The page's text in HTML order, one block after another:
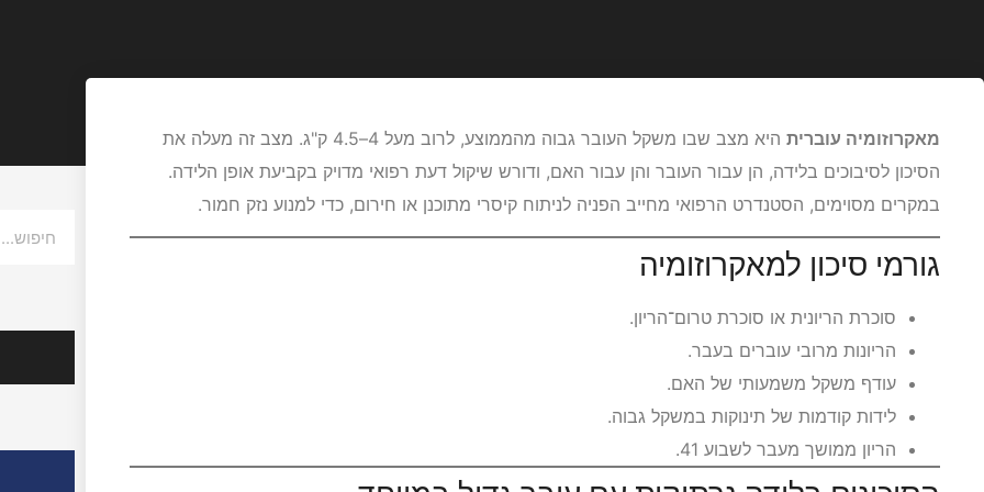
מאקרוזומיה עוברית
היא מצב שבו משקל העובר גבוה מהממוצע, לרוב מעל 4–4.5 ק"ג. מצב זה מעלה את
הסיכון לסיבוכים בלידה, הן עבור העובר והן עבור האם, ודורש שיקול דעת רפואי מדויק בקביעת אופן הלידה.
במקרים מסוימים, הסטנדרט הרפואי מחייב הפניה לניתוח קיסרי מתוכנן או חירום, כדי למנוע נזק חמור.
גורמי סיכון למאקרוזומיה
סוכרת הריונית או סוכרת טרום־הריון.
הריונות מרובי עוברים בעבר.
עודף משקל משמעותי של האם.
לידות קודמות של תינוקות במשקל גבוה.
הריון ממושך מעבר לשבוע 41.